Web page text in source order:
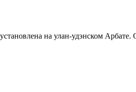
на улан-удэнском